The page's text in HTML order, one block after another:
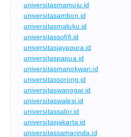
universitasmamuju.id
universitasambon.id
universitasmaluku.id
universitassofifi.id
universitasjayapura.id
universitaspapua.id
universitasmanokwari.id
universitassorong.id
universitaswanggar.id
universitaswalesi.id
universitassalor.id
universitasjakarta.id
universitassamarinda.id